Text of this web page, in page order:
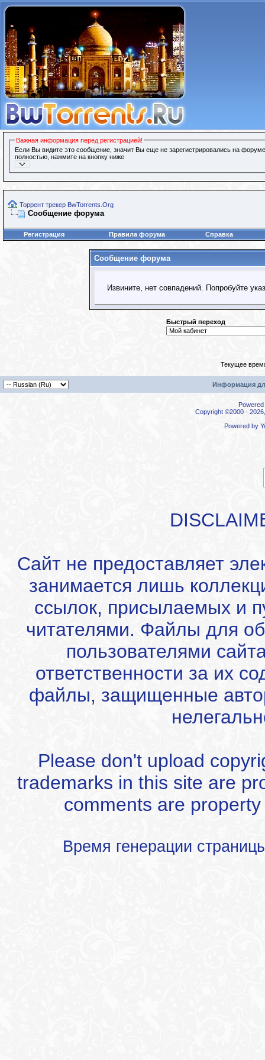
Важная информация перед регистрацией!
Если Вы видите это сообщение, значит Вы еще не зарегистрировались на
полностью, нажмите на кнопку ниже
Торрент трекер BwTorrents.Org
Сообщение форума
Регистрация Правила форума Справка
Сообщение форума
Извините, нет совпадений. Попробуйте
Быстрый переход
Текущее
Информация
Copyright ©2000 -
Powered by
Сайт не предоставляет
занимается лишь
ссылок, присылаемых и
читателями. Файлы для
пользователями
ответственности за их
файлы, защищенные
Please don't upload
trademarks in this site are
comments are
Время генерации